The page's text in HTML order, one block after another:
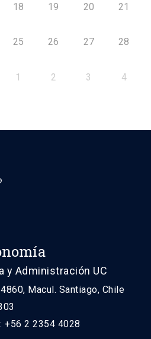
18 19 20 21
25 26 27 28
1 2 3 4
y Administración UC
Macul. Santiago, Chile
+56 2 2354 4028